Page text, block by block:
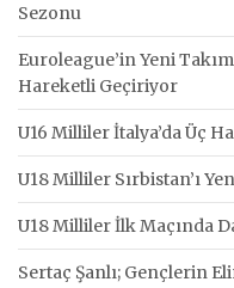
Sezonu
Euroleague’in Yeni
Hareketli Geçiriyor
U16 Milliler İtalya’da Üç
U18 Milliler Sırbistan’ı
U18 Milliler İlk Maçında
Sertaç Şanlı; Gençlerin